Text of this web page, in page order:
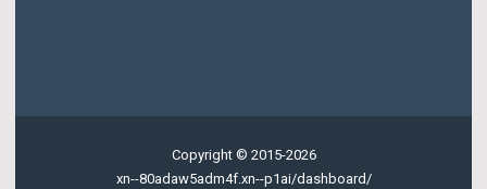
Copyright © 2015-2026
xn--80adaw5adm4f.xn--p1ai/dashboard/